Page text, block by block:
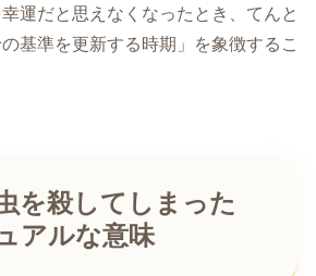
運だと思えなくなったとき、てんと
基準を更新する時期」を象徴するこ
を殺してしまった
アルな意味